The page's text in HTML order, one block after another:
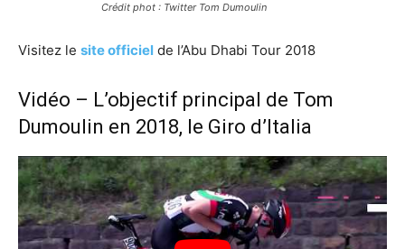
Crédit phot : Twitter Tom Dumoulin
Visitez le site officiel de l’Abu Dhabi Tour 2018
Vidéo – L’objectif principal de Tom
Dumoulin en 2018, le Giro d’Italia